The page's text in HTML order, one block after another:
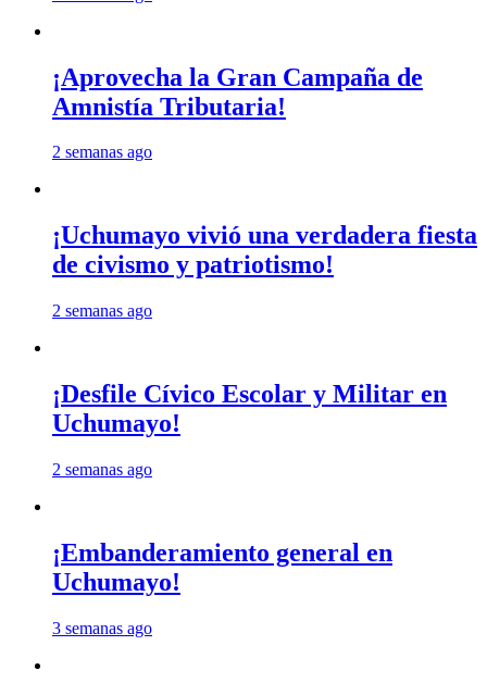
¡Aprovecha la Gran Campaña de
Amnistía Tributaria!
2 semanas ago
¡Uchumayo vivió una verdadera fiesta
de civismo y patriotismo!
2 semanas ago
¡Desfile Cívico Escolar y Militar en
Uchumayo!
2 semanas ago
¡Embanderamiento general en
Uchumayo!
3 semanas ago